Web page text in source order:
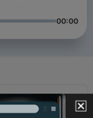
00:00